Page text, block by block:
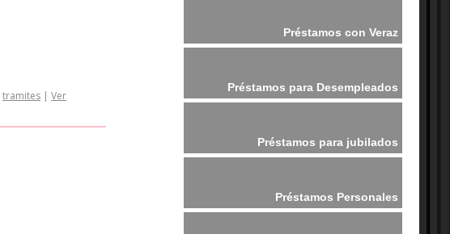
tramites | Ver
Préstamos con Veraz
Préstamos para Desempleados
Préstamos para jubilados
Préstamos Personales